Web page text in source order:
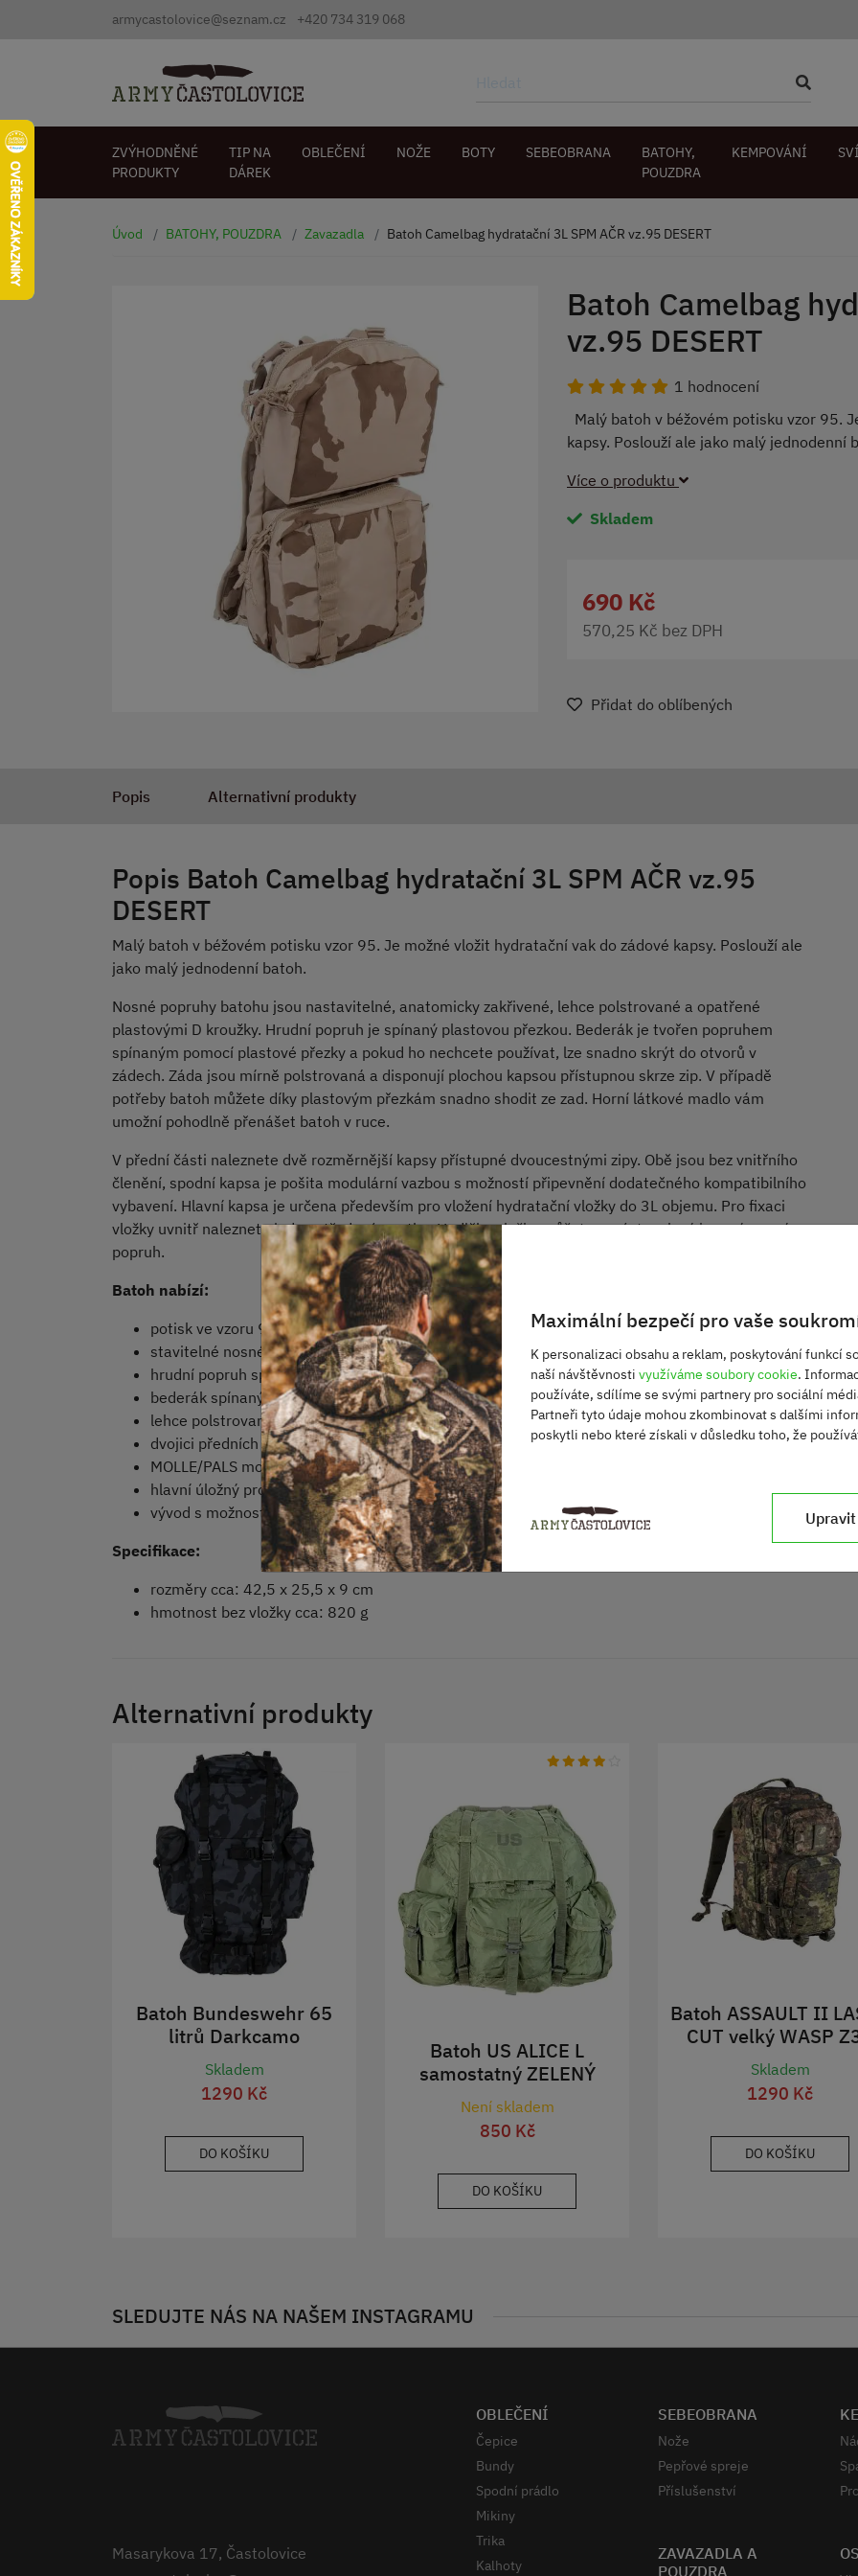
armycastolovice@seznam.cz +420 734 319 068
ZVÝHODNĚNÉ
PRODUKTY
TIP NA
DÁREK
OBLEČENÍ NOŽE BOTY SEBEOBRANA
BATOHY,
POUZDRA
KEMPOVÁNÍ
Úvod BATOHY, POUZDRA Zavazadla Batoh Camelbag hydratační 3L SPM AČR vz.95 DESERT
Batoh Camelbag
vz.95 DESERT
1 hodnocení
Malý batoh v béžovém potisku vzor 95.
kapsy. Poslouží ale jako malý
Více o produktu
Skladem
690 Kč
570,25 Kč bez DPH
Přidat do oblíbených
Popis Alternativní produkty
Popis Batoh Camelbag hydratační 3L SPM AČR vz.95
DESERT
Malý batoh v béžovém potisku vzor 95. Je možné vložit hydratační vak do zádové kapsy. Poslouží ale
jako malý jednodenní batoh.
Nosné popruhy batohu jsou nastavitelné, anatomicky zakřivené, lehce polstrované a opatřené
plastovými D kroužky. Hrudní popruh je spínaný plastovou přezkou. Bederák je tvořen popruhem
spínaným pomocí plastové přezky a pokud ho nechcete používat, lze snadno skrýt do otvorů v
zádech. Záda jsou mírně polstrovaná a disponují plochou kapsou přístupnou skrze zip. V případě
potřeby batoh můžete díky plastovým přezkám snadno shodit ze zad. Horní látkové madlo vám
umožní pohodlně přenášet batoh v ruce.
V přední části naleznete dvě rozměrnější kapsy přístupné dvoucestnými zipy. Obě jsou bez vnitřního
členění, spodní kapsa je pošita modulární vazbou s možností připevnění dodatečného kompatibilního
vybavení. Hlavní kapsa je určena především pro vložení hydratační vložky do 3L objemu. Pro fixaci
vložky uvnitř naleznete jedno středové poutko. Hadičku vložky můžete vyvést na levý i pravý nosný
popruh.
Batoh nabízí:
potisk ve vzoru 95
stavitelné nosné popruhy s možností rychlého odhozu
hrudní popruh spínaný přezkou
bederák spínaný přezkou s možností skrytí do zad
lehce polstrovaná záda s plochou kapsou
dvojici předních kapes
MOLLE/PALS modulární vazbu na spodní kapse
hlavní úložný prostor vhodný pro vložení hydratační vložky
vývod s možností vyvedení vaku na levý i pravý nosný popruh
Specifikace:
rozměry cca: 42,5 x 25,5 x 9 cm
hmotnost bez vložky cca: 820 g
Alternativní produkty
Batoh Bundeswehr 65
litrů Darkcamo
Skladem
1290 Kč
DO KOŠÍKU
Batoh US ALICE L
samostatný ZELENÝ
použitý
Není skladem
850 Kč
DO KOŠÍKU
Batoh ASSAULT II
CUT velký WASP
Skladem
1290 Kč
DO KOŠÍKU
SLEDUJTE NÁS NA NAŠEM INSTAGRAMU
Masarykova 17, Častolovice
OBLEČENÍ
Čepice
Bundy
Spodní prádlo
Mikiny
Trika
Kalhoty
SEBEOBRANA
Nože
Pepřové spreje
Příslušenství
ZAVAZADLA A
POUZDRA
Maximální bezpečí pro vaše
K personalizaci obsahu a reklam, poskytování funkcí
naší návštěvnosti využíváme soubory cookie.
používáte, sdílíme se svými partnery pro sociální
Partneři tyto údaje mohou zkombinovat s dalšími
poskytli nebo které získali v důsledku toho, že
Upravit